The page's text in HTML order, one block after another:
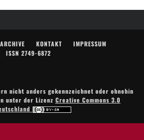
KONTAKT
IMPRESSUM
ISSN 2749-6872
nicht anders gekennzeichnet oder ohnehin
unter der Lizenz Creative Commons 3.0